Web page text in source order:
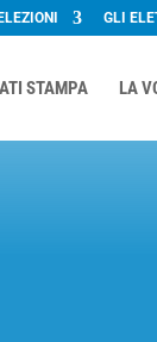
ELEZIONI GLI
STAMPA LA